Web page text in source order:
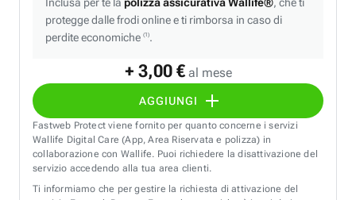
+ 3,00 € al mese
AGGIUNGI
protegge dalle frodi online e ti rimborsa in caso di
perdite economiche (1).
Fastweb Protect viene fornito per quanto concerne i servizi
Wallife Digital Care (App, Area Riservata e polizza) in
collaborazione con Wallife. Puoi richiedere la disattivazione del
servizio accedendo alla tua area clienti.
Ti informiamo che per gestire la richiesta di attivazione del